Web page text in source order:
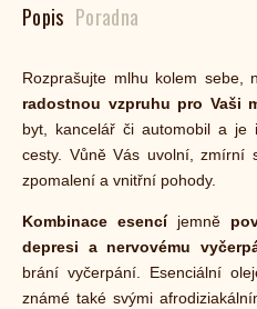
Popis Poradna
Rozprašujte mlhu kolem
radostnou vzpruhu pro Vaši
byt, kancelář či automobil a je
cesty. Vůně Vás uvolní, zmírní
zpomalení a vnitřní pohody.
Kombinace esencíjemně
depresi a nervovému
brání vyčerpání. Esenciální
známé také svými